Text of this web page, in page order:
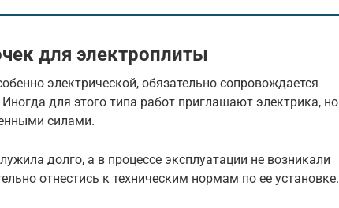
для электроплиты
электрической, обязательно сопровождается
для этого типа работ приглашают электрика, но
силами.
долго, а в процессе эксплуатации не возникали
отнестись к техническим нормам по ее установке.